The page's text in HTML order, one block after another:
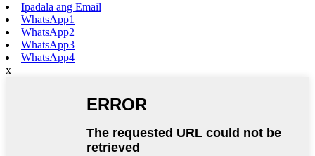
Ipadala ang Email
WhatsApp1
WhatsApp2
WhatsApp3
WhatsApp4
x